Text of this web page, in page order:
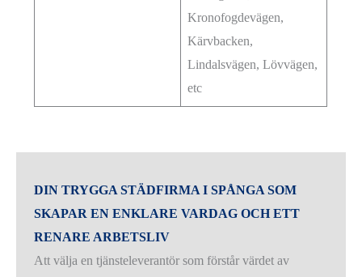
Kronofogdevägen,
Kärvbacken,
Lindalsvägen, Lövvägen,
etc
DIN TRYGGA STÄDFIRMA I SPÅNGA SOM
SKAPAR EN ENKLARE VARDAG OCH ETT
RENARE ARBETSLIV
Att välja en tjänsteleverantör som förstår värdet av